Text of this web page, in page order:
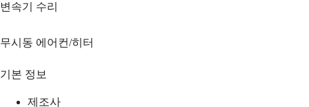
변속기 수리
무시동 에어컨/히터
기본 정보
제조사